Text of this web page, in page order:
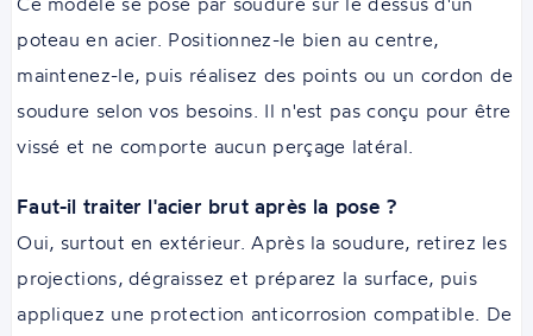
poteau en acier. Positionnez-le bien au centre,
maintenez-le, puis réalisez des points ou un cordon de
soudure selon vos besoins. Il n'est pas conçu pour être
vissé et ne comporte aucun perçage latéral.
Faut-il traiter l'acier brut après la pose ?
Oui, surtout en extérieur. Après la soudure, retirez les
projections, dégraissez et préparez la surface, puis
appliquez une protection anticorrosion compatible. De